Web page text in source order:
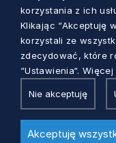
Pomorskie
mówią wyniki
korzystania z ich
Klikając “Akceptuję
korzystali ze
zdecydować, które
“Ustawienia“.
Nie akceptuję
Akceptuję